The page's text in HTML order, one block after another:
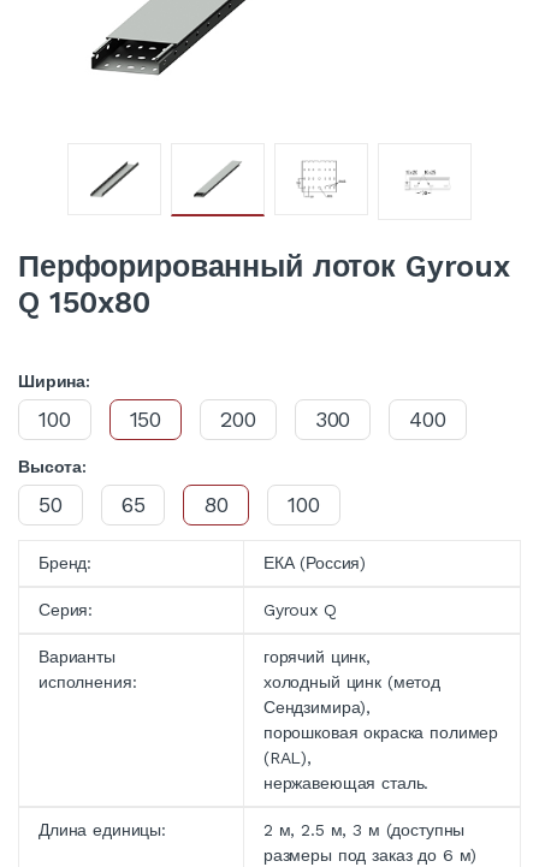
Перфорированный лоток Gyroux
Q 150x80
Ширина:
100 150 200 300 400
Высота:
50 65 80 100
Бренд: ЕКА (Россия)
Серия: Gyroux Q
Варианты
исполнения:
горячий цинк,
холодный цинк (метод
Сендзимира),
порошковая окраска полимер
(RAL),
нержавеющая сталь.
Длина единицы:
2 м, 2.5 м, 3 м (доступны
размеры под заказ до 6 м)